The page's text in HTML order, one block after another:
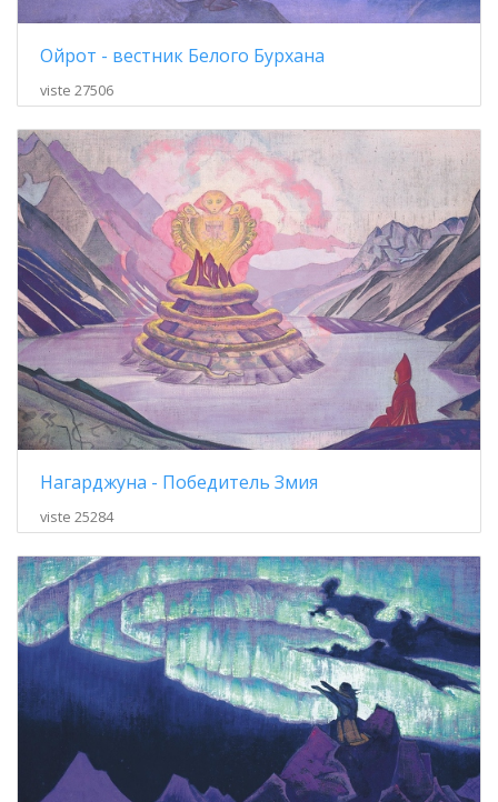
Ойрот - вестник Белого Бурхана
viste 27506
Нагарджуна - Победитель Змия
viste 25284